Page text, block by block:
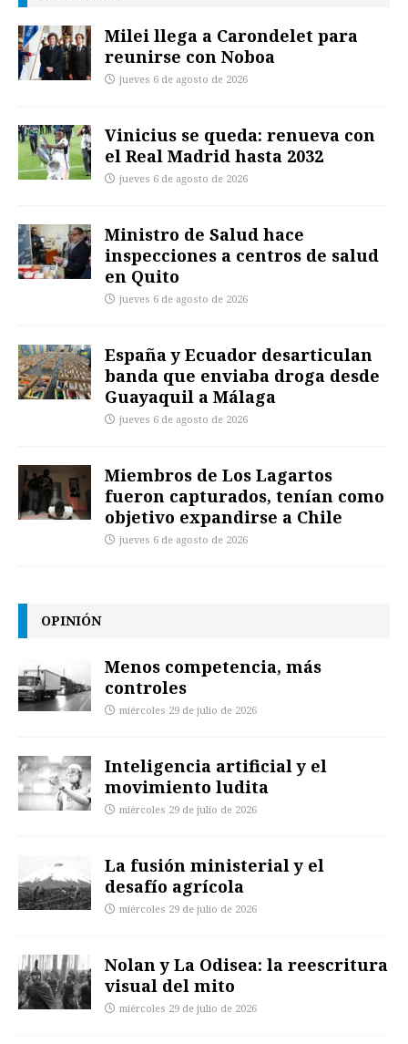
Milei llega a Carondelet para
reunirse con Noboa
jueves 6 de agosto de 2026
Vinicius se queda: renueva con
el Real Madrid hasta 2032
jueves 6 de agosto de 2026
Ministro de Salud hace
inspecciones a centros de salud
en Quito
jueves 6 de agosto de 2026
España y Ecuador desarticulan
banda que enviaba droga desde
Guayaquil a Málaga
jueves 6 de agosto de 2026
Miembros de Los Lagartos
fueron capturados, tenían como
objetivo expandirse a Chile
jueves 6 de agosto de 2026
OPINIÓN
Menos competencia, más
controles
miércoles 29 de julio de 2026
Inteligencia artificial y el
movimiento ludita
miércoles 29 de julio de 2026
La fusión ministerial y el
desafío agrícola
miércoles 29 de julio de 2026
Nolan y La Odisea: la reescritura
visual del mito
miércoles 29 de julio de 2026